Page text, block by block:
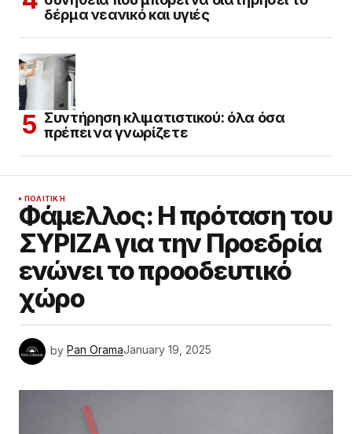
δέρμα νεανικό και υγιές
Συντήρηση κλιματιστικού: όλα όσα
πρέπει να γνωρίζετε
ΠΟΛΙΤΙΚΉ
Φάμελλος: Η πρόταση του
ΣΥΡΙΖΑ για την Προεδρία
ενώνει το προοδευτικό
χώρο
by Pan OramaJanuary 19, 2025